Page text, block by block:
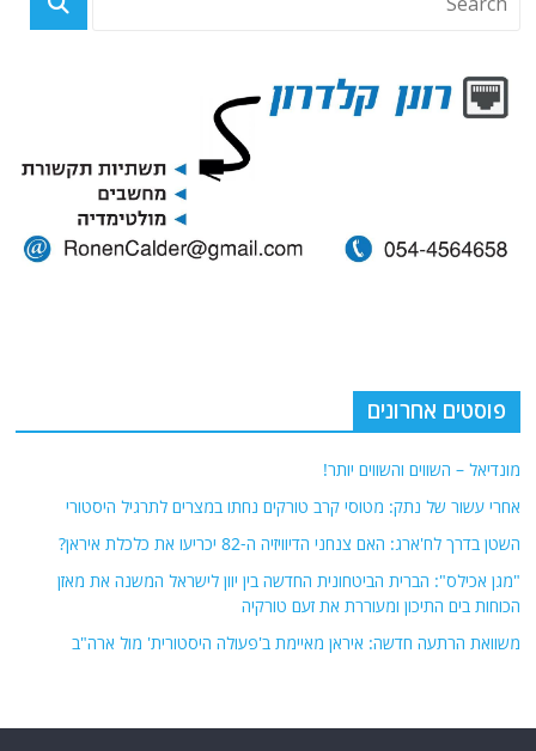
פוסטים אחרונים
מונדיאל – השווים והשווים יותר!
אחרי עשור של נתק: מטוסי קרב טורקים נחתו במצרים לתרגיל היסטורי
השטן בדרך לח'ארג: האם צנחני הדיוויזיה ה-82 יכריעו את כלכלת איראן?
"מגן אכילס": הברית הביטחונית החדשה בין יוון לישראל המשנה את מאזן
הכוחות בים התיכון ומעוררת את זעם טורקיה
משוואת הרתעה חדשה: איראן מאיימת ב'פעולה היסטורית' מול ארה"ב